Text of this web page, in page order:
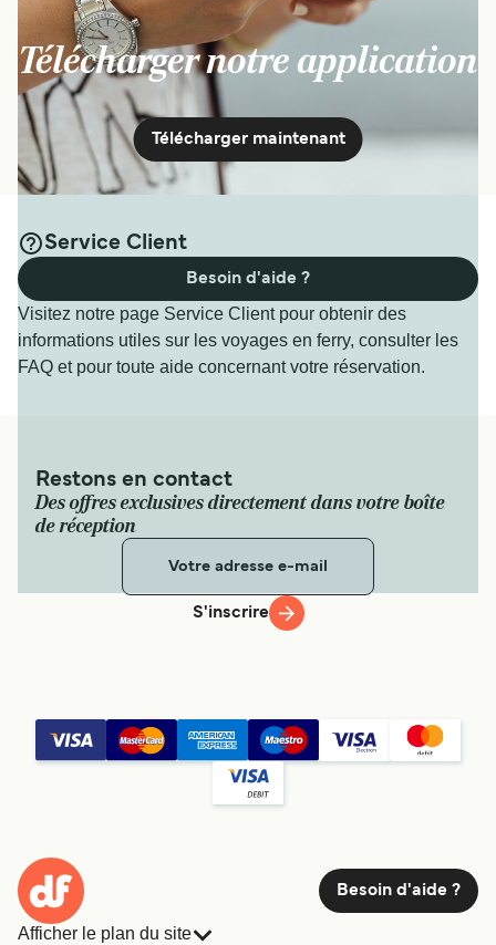
Télécharger notre application
Télécharger maintenant
Service Client
Visitez notre page Service Client pour obtenir des
informations utiles sur les voyages en ferry, consulter les
FAQ et pour toute aide concernant votre réservation.
Besoin d'aide ?
Restons en contact
Des offres exclusives directement dans votre boîte
de réception
S'inscrire
Besoin d'aide ?
Afficher le plan du site